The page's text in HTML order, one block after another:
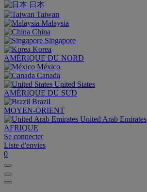
日本
Taiwan
Malaysia
China
Singapore
Korea
AMÉRIQUE DU NORD
México
Canada
United States
AMÉRIQUE DU SUD
Brazil
MOYEN-ORIENT
United Arab Emirates
AFRIQUE
Se connecter
Liste d'envies
0